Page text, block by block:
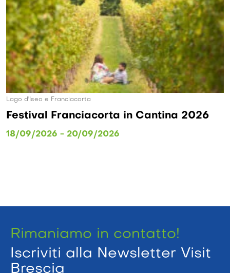
Lago d'Iseo e Franciacorta
Festival Franciacorta in Cantina 2026
18/09/2026 - 20/09/2026
Rimaniamo in contatto!
Iscriviti alla Newsletter Visit
Brescia